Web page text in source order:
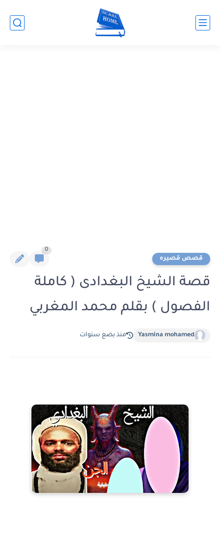
قصص قصيره
0
قصة الشيخ البغدادى ( كاملة
الفصول ) بقلم محمد المغربي
Yasmina mohamed منذ بضع سنوات